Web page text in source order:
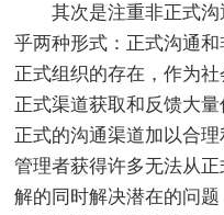
其次是注重非正式沟
乎两种形式：正式沟通
正式组织的存在，作为
正式渠道获取和反馈大
正式的沟通渠道加以合
管理者获得许多无法从
解的同时解决潜在的问